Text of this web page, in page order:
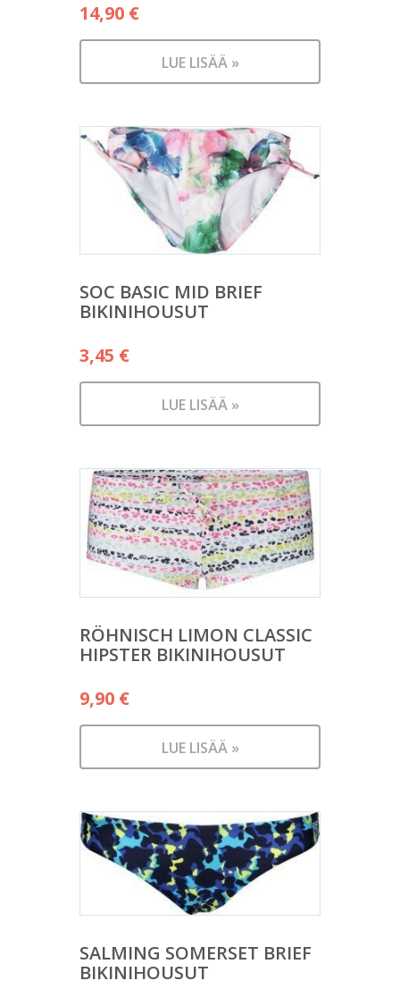
14,90 €
LUE LISÄÄ »
SOC BASIC MID BRIEF
BIKINIHOUSUT
3,45 €
LUE LISÄÄ »
RÖHNISCH LIMON CLASSIC
HIPSTER BIKINIHOUSUT
9,90 €
LUE LISÄÄ »
SALMING SOMERSET BRIEF
BIKINIHOUSUT